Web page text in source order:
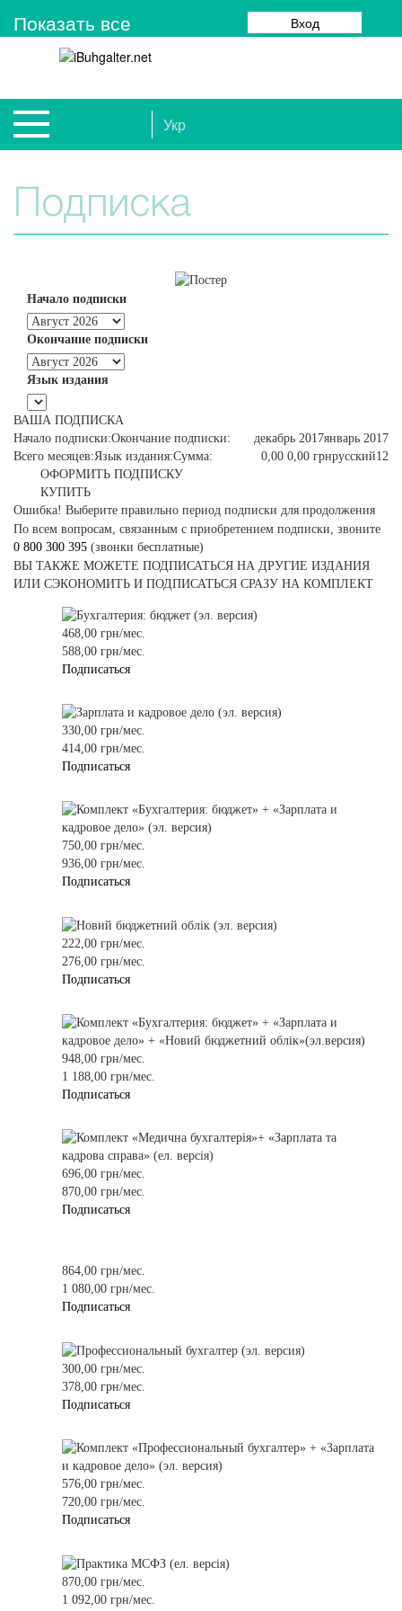
Показать все Вход
Укр
Подписка
Начало подписки
Окончание подписки
Язык издания
ВАША ПОДПИСКА
Начало подписки:
январь 2017
Окончание подписки:
декабрь 2017
Всего месяцев:
12
Язык издания: русский
Сумма: 0,00 0,00 грн
ОФОРМИТЬ ПОДПИСКУ
КУПИТЬ
Ошибка! Выберите правильно период подписки для продолжения
По всем вопросам, связанным с приобретением подписки, звоните
0 800 300 395 (звонки бесплатные)
ВЫ ТАКЖЕ МОЖЕТЕ ПОДПИСАТЬСЯ НА ДРУГИЕ ИЗДАНИЯ
ИЛИ СЭКОНОМИТЬ И ПОДПИСАТЬСЯ СРАЗУ НА КОМПЛЕКТ
468,00 грн/мес.
588,00 грн/мес.
Подписаться
330,00 грн/мес.
414,00 грн/мес.
Подписаться
750,00 грн/мес.
936,00 грн/мес.
Подписаться
222,00 грн/мес.
276,00 грн/мес.
Подписаться
948,00 грн/мес.
1 188,00 грн/мес.
Подписаться
696,00 грн/мес.
870,00 грн/мес.
Подписаться
864,00 грн/мес.
1 080,00 грн/мес.
Подписаться
300,00 грн/мес.
378,00 грн/мес.
Подписаться
576,00 грн/мес.
720,00 грн/мес.
Подписаться
870,00 грн/мес.
1 092,00 грн/мес.